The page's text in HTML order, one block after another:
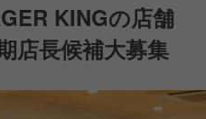
KINGの店舗
長候補大募集